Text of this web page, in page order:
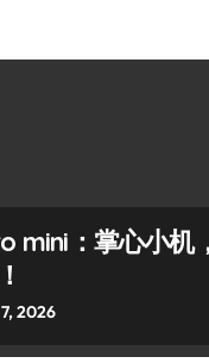
mini：掌心小机
2026